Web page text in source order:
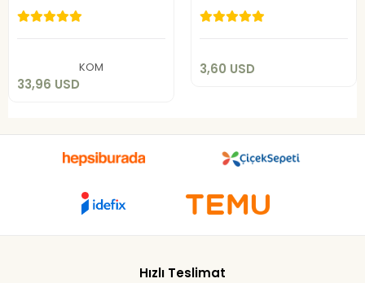
KOM
33,96 USD
33,96 USD
3,60 USD
3,60 USD
Hızlı Teslimat